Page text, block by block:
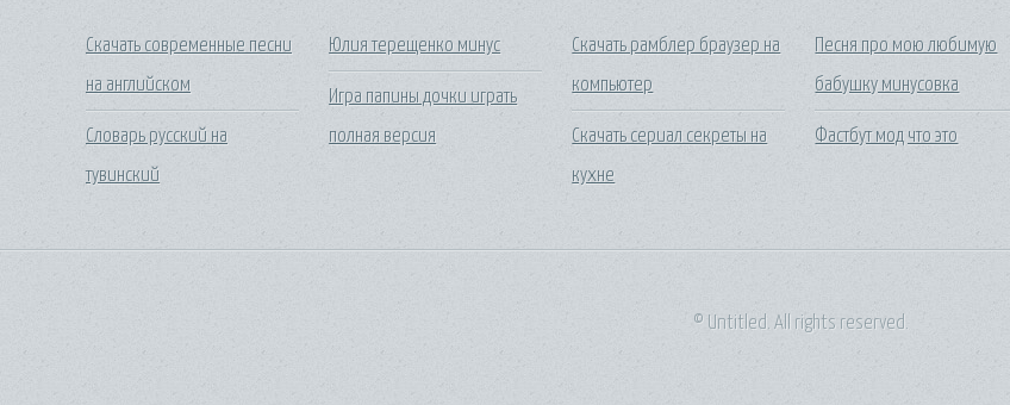
Скачать современные песни
на английском
Словарь русский на
тувинский
Юлия терещенко минус
Игра папины дочки играть
полная версия
Скачать рамблер браузер на
компьютер
Скачать сериал секреты на
кухне
Песня про мою любимую
бабушку минусовка
Фастбут мод что это
© Untitled. All rights reserved.